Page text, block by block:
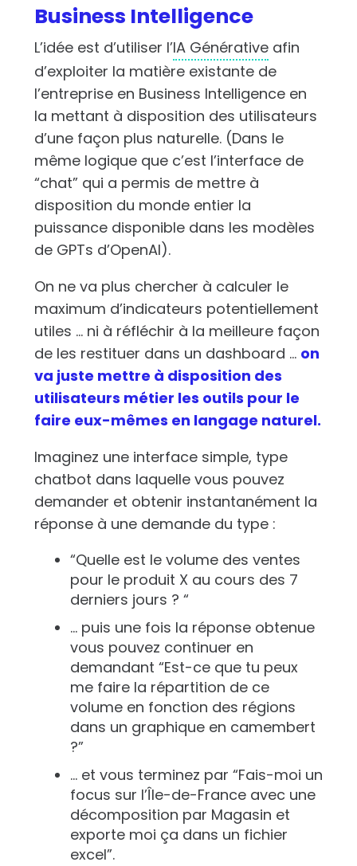
Business Intelligence
L’idée est d’utiliser l’IA Générativeafin
d’exploiter la matière existante de
l’entreprise en Business Intelligence en
la mettant à disposition des utilisateurs
d’une façon plus naturelle. (Dans le
même logique que c’est l’interface de
“chat” qui a permis de mettre à
disposition du monde entier la
puissance disponible dans les modèles
de GPTs d’OpenAI).
On ne va plus chercher à calculer le
maximum d’indicateurs potentiellement
utiles … ni à réfléchir à la meilleure façon
de les restituer dans un dashboard … on
va juste mettre à disposition des
utilisateurs métier les outils pour le
faire eux-mêmes en langage naturel.
Imaginez une interface simple, type
chatbot dans laquelle vous pouvez
demander et obtenir instantanément la
réponse à une demande du type :
“Quelle est le volume des ventes
pour le produit X au cours des 7
derniers jours ? “
… puis une fois la réponse obtenue
vous pouvez continuer en
demandant “Est-ce que tu peux
me faire la répartition de ce
volume en fonction des régions
dans un graphique en camembert
?”
… et vous terminez par “Fais-moi un
focus sur l’Île-de-France avec une
décomposition par Magasin et
exporte moi ça dans un fichier
excel”.